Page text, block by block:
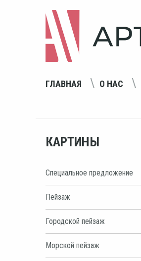
ГЛАВНАЯ О НАС
КАРТИНЫ
Специальное предложение
Пейзаж
Городской пейзаж
Морской пейзаж